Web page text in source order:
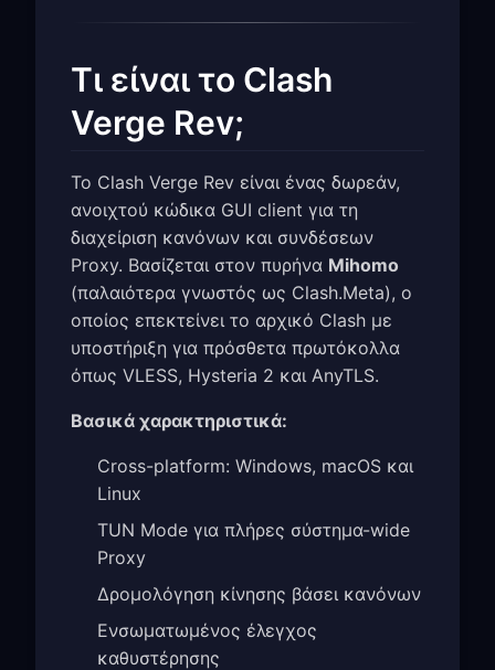
Τι είναι το Clash
Verge Rev;
Το Clash Verge Rev είναι ένας δωρεάν,
ανοιχτού κώδικα GUI client για τη
διαχείριση κανόνων και συνδέσεων
Proxy. Βασίζεται στον πυρήνα Mihomo
(παλαιότερα γνωστός ως Clash.Meta), ο
οποίος επεκτείνει το αρχικό Clash με
υποστήριξη για πρόσθετα πρωτόκολλα
όπως VLESS, Hysteria 2 και AnyTLS.
Βασικά χαρακτηριστικά:
Cross-platform: Windows, macOS και
Linux
TUN Mode για πλήρες σύστημα-wide
Proxy
Δρομολόγηση κίνησης βάσει κανόνων
Ενσωματωμένος έλεγχος
καθυστέρησης